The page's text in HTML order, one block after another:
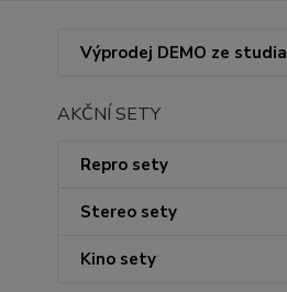
Výprodej DEMO ze studia
AKČNÍ SETY
Repro sety
Stereo sety
Kino sety